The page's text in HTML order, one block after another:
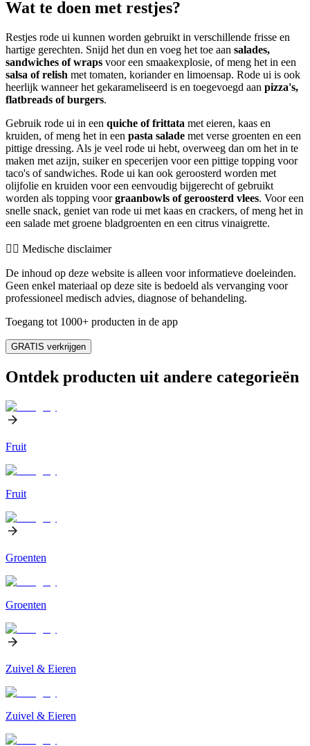
Wat te doen met restjes?
Restjes rode ui kunnen worden gebruikt in verschillende frisse en
hartige gerechten. Snijd het dun en voeg het toe aan salades,
sandwiches of wraps voor een smaakexplosie, of meng het in een
salsa of relish met tomaten, koriander en limoensap. Rode ui is ook
heerlijk wanneer het gekarameliseerd is en toegevoegd aan pizza's,
flatbreads of burgers.
Gebruik rode ui in een quiche of frittata met eieren, kaas en
kruiden, of meng het in een pasta salade met verse groenten en een
pittige dressing. Als je veel rode ui hebt, overweeg dan om het in te
maken met azijn, suiker en specerijen voor een pittige topping voor
taco's of sandwiches. Rode ui kan ook geroosterd worden met
olijfolie en kruiden voor een eenvoudig bijgerecht of gebruikt
worden als topping voorgraanbowls of geroosterd vlees. Voor een
snelle snack, geniet van rode ui met kaas en crackers, of meng het in
een salade met groene bladgroenten en een citrus vinaigrette.
👨‍⚕️️ Medische disclaimer
De inhoud op deze website is alleen voor informatieve doeleinden.
Geen enkel materiaal op deze site is bedoeld als vervanging voor
professioneel medisch advies, diagnose of behandeling.
Toegang tot 1000+ producten in de app
GRATIS verkrijgen
Ontdek producten uit andere categorieën
Fruit
Fruit
Groenten
Groenten
Zuivel & Eieren
Zuivel & Eieren